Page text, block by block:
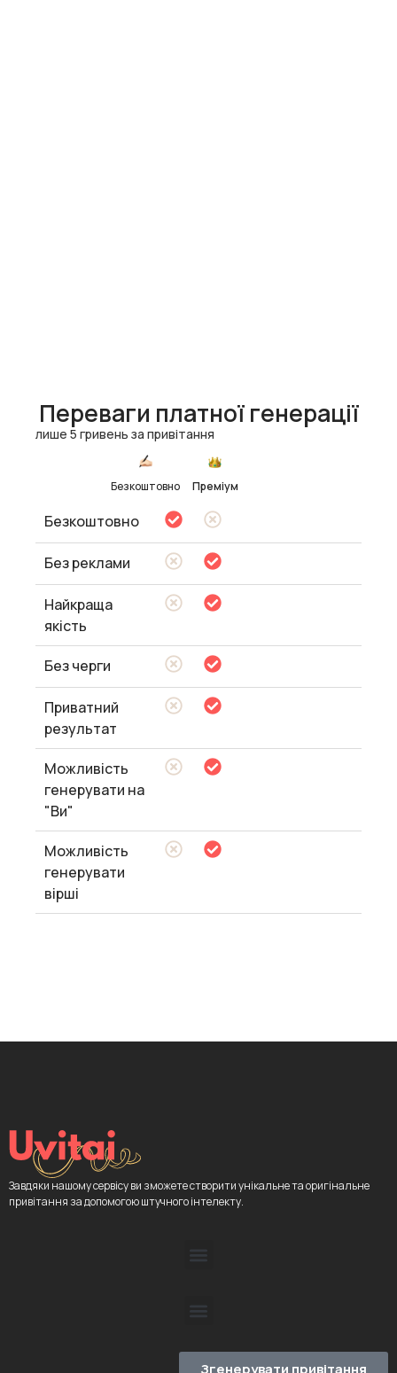
Переваги платної генерації
лише 5 гривень за привітання
Безкоштовно Преміум
Безкоштовно
Без реклами
Найкраща
якість
Без черги
Приватний
результат
Можливість
генерувати на
"Ви"
Можливість
генерувати
вірші
Завдяки нашому сервісу ви зможете створити унікальне та оригінальне
привітання за допомогою штучного інтелекту.
Згенерувати привітання